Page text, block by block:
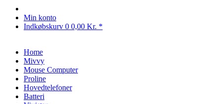
Min konto
Indkøbskurv 0 0,00 Kr. *
Home
Mivvy
Mouse Computer
Proline
Hovedtelefoner
Batteri